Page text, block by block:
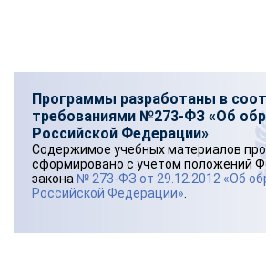
Программы разработаны в
требованиями №273-ФЗ «Об
Российской Федерации»
Содержимое учебных материалов
сформировано с учетом положений
закона № 273-ФЗ от 29.12.2012 «Об
Российской Федерации»